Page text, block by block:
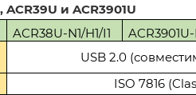
и ACR3901U
ACR38U-N1/H1/I1
ACR3901U-
USB 2.0
ISO 7816